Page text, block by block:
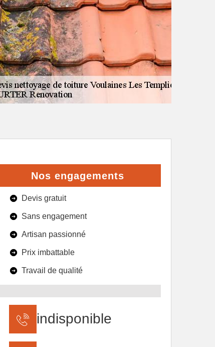
Nos engagements
Devis gratuit
Sans engagement
Artisan passionné
Prix imbattable
Travail de qualité
indisponible